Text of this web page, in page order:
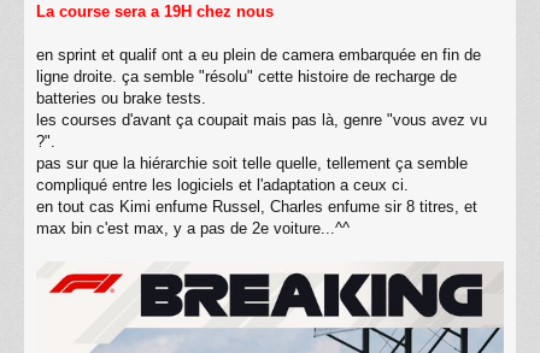
e
g
e
La course sera a 19H chez nous
en sprint et qualif ont a eu plein de camera embarquée en fin de
ligne droite. ça semble "résolu" cette histoire de recharge de
batteries ou brake tests.
les courses d'avant ça coupait mais pas là, genre "vous avez vu
?".
pas sur que la hiérarchie soit telle quelle, tellement ça semble
compliqué entre les logiciels et l'adaptation a ceux ci.
en tout cas Kimi enfume Russel, Charles enfume sir 8 titres, et
max bin c'est max, y a pas de 2e voiture...^^